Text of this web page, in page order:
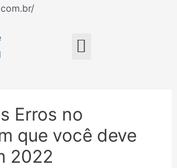
Ir
Menu
Erros no
que você deve
2022